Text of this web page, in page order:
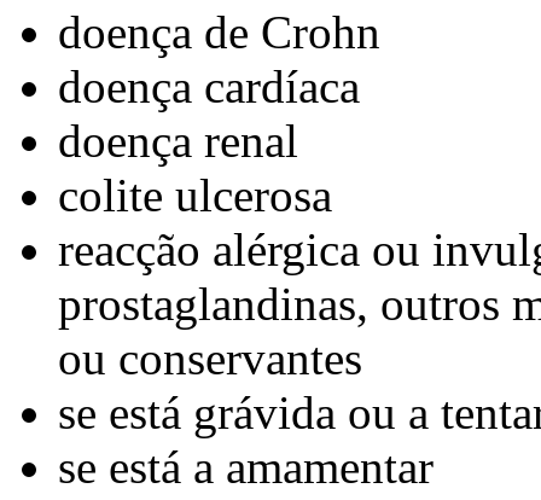
doença de Crohn
doença cardíaca
doença renal
colite ulcerosa
reacção alérgica ou
prostaglandinas, outros
ou conservantes
se está grávida ou a
se está a amamentar